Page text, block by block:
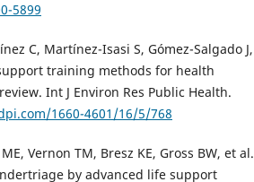
5899
C, Martínez-Isasi S, Gómez-Salgado J,
training methods for health
Int J Environ Res Public Health.
1660-4601/16/5/768
Vernon TM, Bresz KE, Gross BW, et al.
by advanced life support